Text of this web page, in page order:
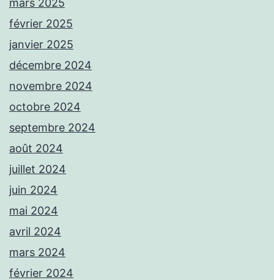
mars 2025
février 2025
janvier 2025
décembre 2024
novembre 2024
octobre 2024
septembre 2024
août 2024
juillet 2024
juin 2024
mai 2024
avril 2024
mars 2024
février 2024